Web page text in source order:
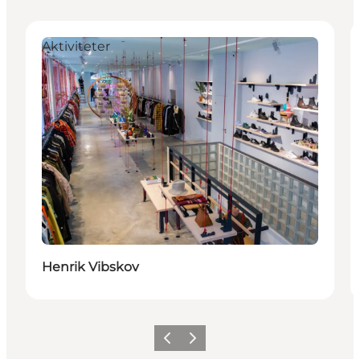
Aktiviteter
Henrik Vibskov
Previous
Next